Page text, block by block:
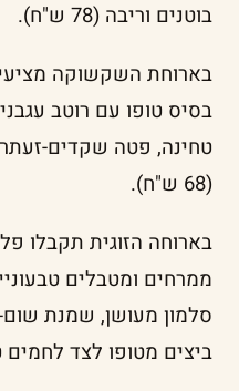
בוטנים וריבה (78 ש"ח).
בארוחת השקשוקה
בסיס טופו עם רוטב
טחינה, פטה שקדים-
(68 ש"ח).
בארוחה הזוגית תקבלו
ממרחים ומטבלים
סלמון מעושן, שמנת
ביצים מטופו לצד לחמים